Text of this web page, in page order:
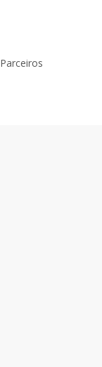
Parceiros